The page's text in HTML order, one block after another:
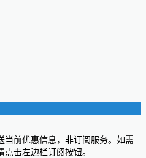
当前优惠信息，非订阅服务。如需
击左边栏订阅按钮。